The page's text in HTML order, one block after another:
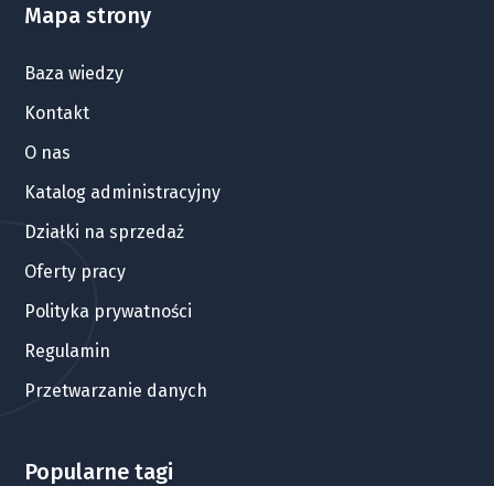
Mapa strony
Baza wiedzy
Kontakt
O nas
Katalog administracyjny
Działki na sprzedaż
Oferty pracy
Polityka prywatności
Regulamin
Przetwarzanie danych
Popularne tagi